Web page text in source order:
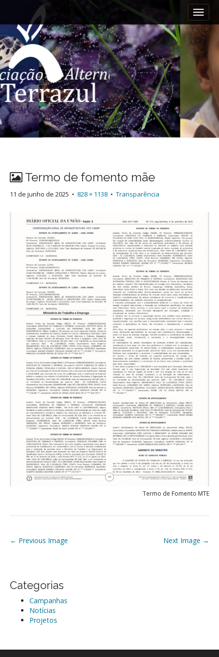
n
m
e
n
u
i
p
t
o
c
o
n
t
e
n
t
Termo de fomento mãe
11 de junho de 2025 • 828 × 1138 • Transparência
Termo de Fomento MTE
P
t
n
← Previous Image Next Image →
Categorias
Campanhas
Notícias
Projetos